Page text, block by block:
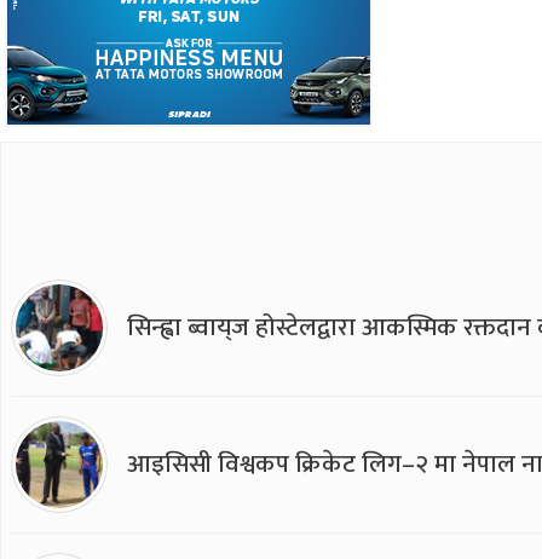
सिन्ह्वा ब्वाय्‌ज होस्टेलद्वारा आकस्मिक
आइसिसी विश्वकप क्रिकेट लिग–२ मा नेपाल